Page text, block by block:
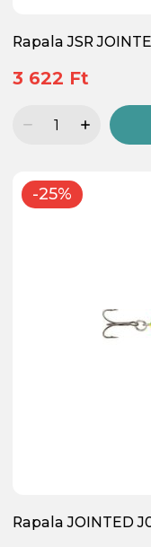
Rapala JSR
3 622 Ft
-25%
Rapala JOINTED